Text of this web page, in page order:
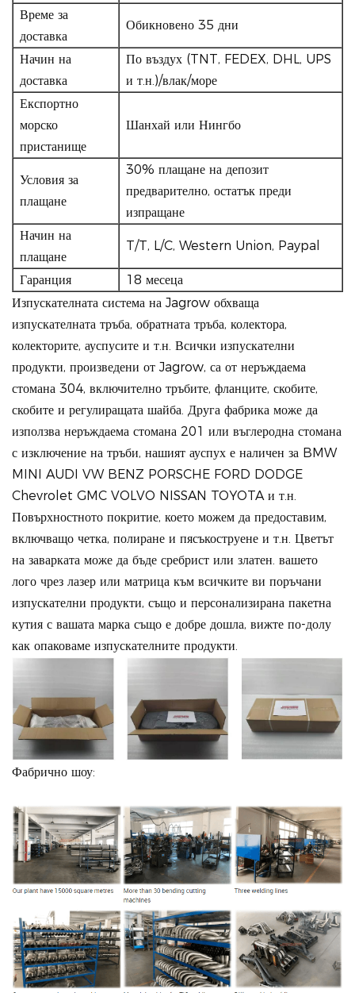
Време за
доставка
Обикновено 35 дни
Начин на
доставка
По въздух (TNT, FEDEX, DHL, UPS
и т.н.)/влак/море
Експортно
морско
пристанище
Шанхай или Нингбо
Условия за
плащане
30% плащане на депозит
предварително, остатък преди
изпращане
Начин на
плащане
T/T, L/C, Western Union, Paypal
Гаранция
18 месеца
Изпускателната система на Jagrow обхваща
изпускателната тръба, обратната тръба, колектора,
колекторите, ауспусите и т.н. Всички изпускателни
продукти, произведени от Jagrow, са от неръждаема
стомана 304, включително тръбите, фланците, скобите,
скобите и регулиращата шайба. Друга фабрика може да
използва неръждаема стомана 201 или въглеродна стомана
с изключение на тръби, нашият ауспух е наличен за BMW
MINI AUDI VW BENZ PORSCHE FORD DODGE
Chevrolet GMC VOLVO NISSAN TOYOTA и т.н.
Повърхностното покритие, което можем да предоставим,
включващо четка, полиране и пясъкоструене и т.н. Цветът
на заварката може да бъде сребрист или златен. вашето
лого чрез лазер или матрица към всичките ви поръчани
изпускателни продукти, също и персонализирана пакетна
кутия с вашата марка също е добре дошла, вижте по-долу
как опаковаме изпускателните продукти.
Фабрично шоу: